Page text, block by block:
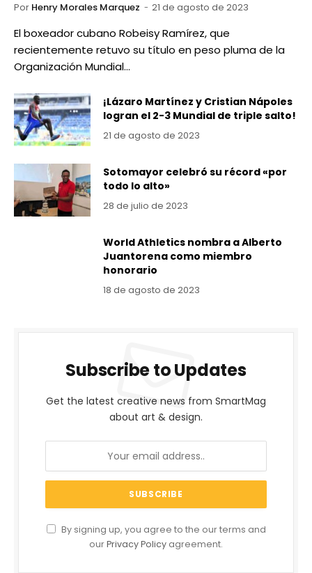
Por Henry Morales Marquez 21 de agosto de 2023
El boxeador cubano Robeisy Ramírez, que
recientemente retuvo su título en peso pluma de la
Organización Mundial…
¡Lázaro Martínez y Cristian Nápoles
logran el 2-3 Mundial de triple salto!
21 de agosto de 2023
Sotomayor celebró su récord «por
todo lo alto»
28 de julio de 2023
World Athletics nombra a Alberto
Juantorena como miembro
honorario
18 de agosto de 2023
Subscribe to Updates
Get the latest creative news from SmartMag
about art & design.
By signing up, you agree to the our terms and
ourPrivacy Policy agreement.